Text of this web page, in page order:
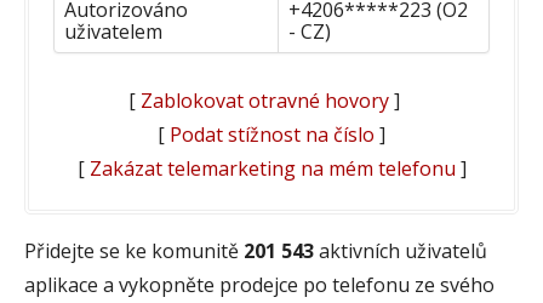
Autorizováno
uživatelem
+4206*****223 (O2
- CZ)
[ Zablokovat otravné hovory]
[ Podat stížnost na číslo ]
[ Zakázat telemarketing na mém telefonu ]
Přidejte se ke komunitě 201 543aktivních uživatelů
aplikace a vykopněte prodejce po telefonu ze svého